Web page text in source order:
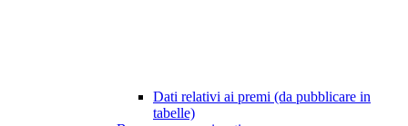
Dati relativi ai premi (da pubblicare in
tabelle)